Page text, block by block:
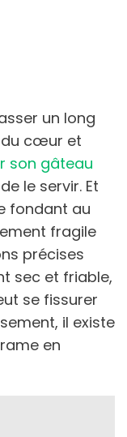
un long
du cœur et
son gâteau
le servir. Et
fondant au
fragile
précises
sec et friable,
se fissurer
il existe
en